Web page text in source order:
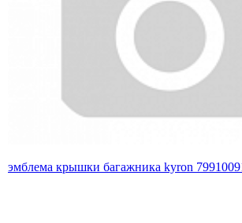
эмблема крышки багажника kyron